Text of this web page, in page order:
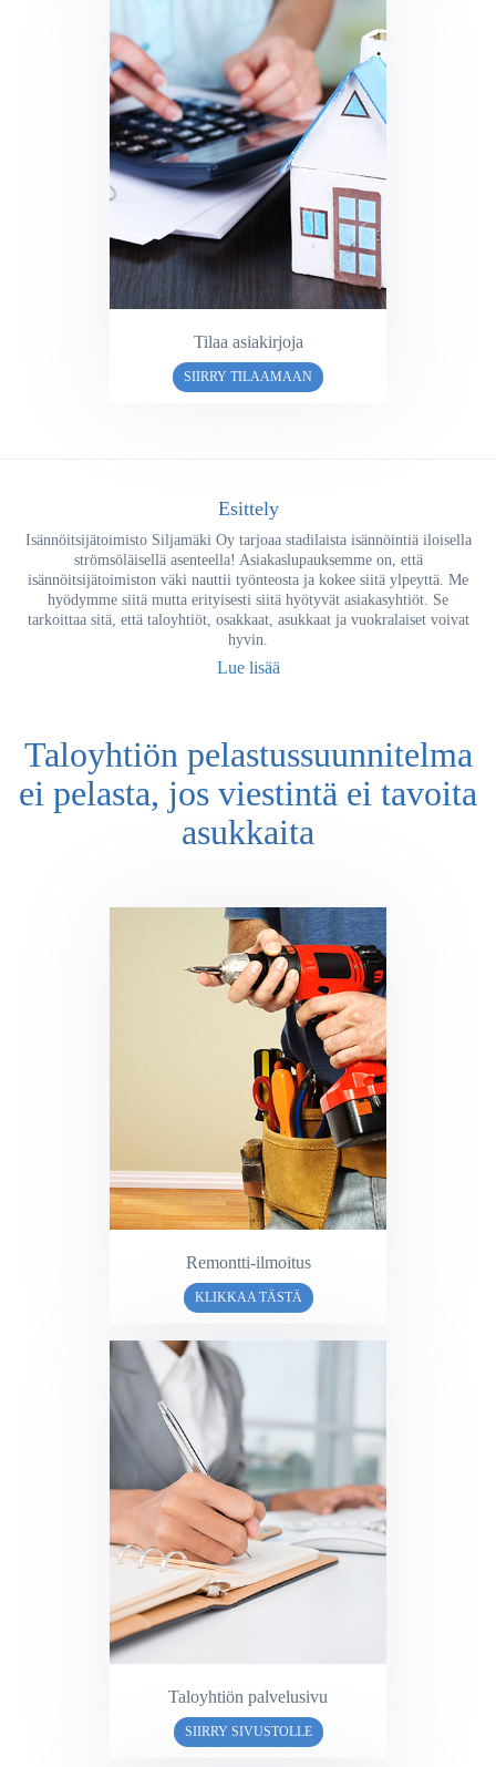
Tilaa asiakirjoja
SIIRRY TILAAMAAN
Esittely
Isännöitsijätoimisto Siljamäki Oy tarjoaa stadilaista isännöintiä iloisella
strömsöläisellä asenteella! Asiakaslupauksemme on, että
isännöitsijätoimiston väki nauttii työnteosta ja kokee siitä ylpeyttä. Me
hyödymme siitä mutta erityisesti siitä hyötyvät asiakasyhtiöt. Se
tarkoittaa sitä, että taloyhtiöt, osakkaat, asukkaat ja vuokralaiset voivat
hyvin.
Lue lisää
Taloyhtiön pelastussuunnitelma
ei pelasta, jos viestintä ei tavoita
asukkaita
Remontti-ilmoitus
KLIKKAA TÄSTÄ
Taloyhtiön palvelusivu
SIIRRY SIVUSTOLLE